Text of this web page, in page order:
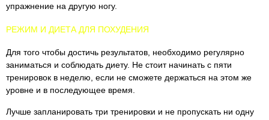
упражнение на другую ногу.
РЕЖИМ И ДИЕТА ДЛЯ ПОХУДЕНИЯ
Для того чтобы достичь результатов, необходимо регулярно
заниматься и соблюдать диету. Не стоит начинать с пяти
тренировок в неделю, если не сможете держаться на этом же
уровне и в последующее время.
Лучше запланировать три тренировки и не пропускать ни одну